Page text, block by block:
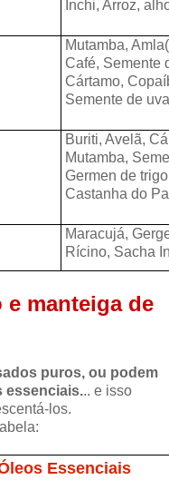
Inchi, Arroz,
Mutamba,
Café, Semente
Cártamo,
Semente de
Buriti, Avelã,
Mutamba,
Germen de
Castanha do
Maracujá,
Rícino, Sacha
e manteiga de
puros, ou podem
essenciais... e isso
los.
Essenciais